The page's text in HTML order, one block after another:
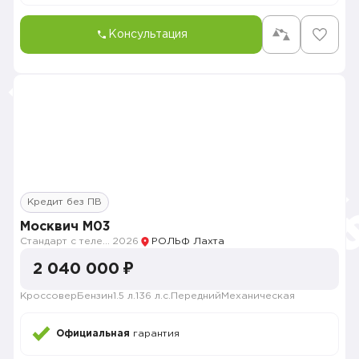
Консультация
Кредит без ПВ
Москвич M03
2026 РОЛЬФ Лахта
2 040 000 ₽
Кроссовер Бензин1.5 л. 136 л.с. Передний Механическая
Официальная гарантия